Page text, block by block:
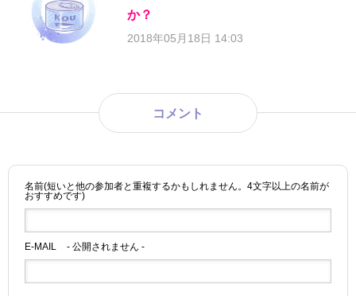
か？
2018年05月18日 14:03
コメント
名前(短いと他の参加者と重複するかもしれません。4文字以上の名前が
おすすめです)
E-MAIL - 公開されません -